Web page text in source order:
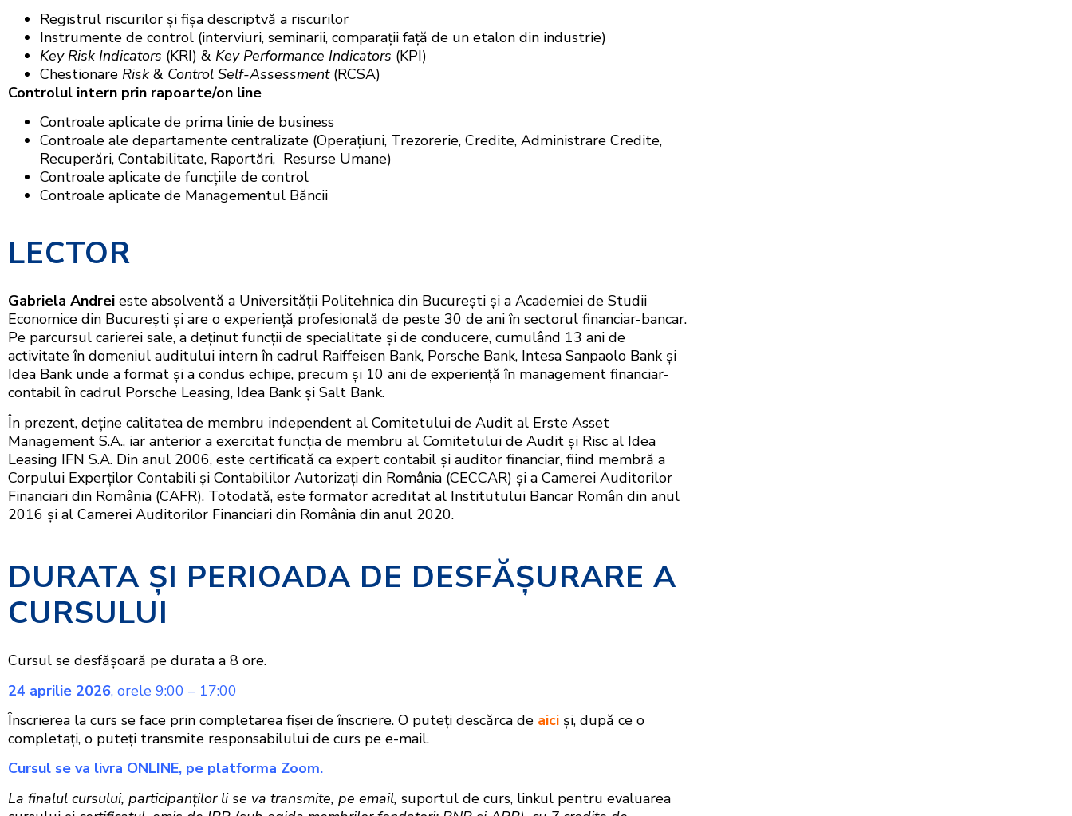
Registrul riscurilor și fişa descriptvă a riscurilor
Instrumente de control (interviuri, seminarii, comparații față de un etalon din industrie)
Key Risk Indicators (KRI) & Key Performance Indicators (KPI)
Chestionare Risk & Control Self-Assessment(RCSA)
Controlul intern prin rapoarte/on line
Controale aplicate de prima linie de business
Controale ale departamente centralizate (Operațiuni, Trezorerie, Credite, Administrare Credite,
Recuperări, Contabilitate, Raportări, Resurse Umane)
Controale aplicate de funcțiile de control
Controale aplicate de Managementul Băncii
LECTOR
Gabriela Andrei este absolventă a Universității Politehnica din București și a Academiei de Studii
Economice din București și are o experiență profesională de peste 30 de ani în sectorul financiar-bancar.
Pe parcursul carierei sale, a deținut funcții de specialitate și de conducere, cumulând 13 ani de
activitate în domeniul auditului intern în cadrul Raiffeisen Bank, Porsche Bank, Intesa Sanpaolo Bank și
Idea Bank unde a format și a condus echipe, precum și 10 ani de experiență în management financiar-
contabil în cadrul Porsche Leasing, Idea Bank și Salt Bank.
În prezent, deține calitatea de membru independent al Comitetului de Audit al Erste Asset
Management S.A., iar anterior a exercitat funcția de membru al Comitetului de Audit și Risc al Idea
Leasing IFN S.A. Din anul 2006, este certificată ca expert contabil și auditor financiar, fiind membră a
Corpului Experților Contabili și Contabililor Autorizați din România (CECCAR) și a Camerei Auditorilor
Financiari din România (CAFR). Totodată, este formator acreditat al Institutului Bancar Român din anul
2016 și al Camerei Auditorilor Financiari din România din anul 2020.
DURATA ŞI PERIOADA DE DESFĂŞURARE A
CURSULUI
Cursul se desfăşoară pe durata a 8 ore.
24 aprilie 2026, orele 9:00 – 17:00
Înscrierea la curs se face prin completarea fişei de înscriere. O puteţi descărca de aici şi, după ce o
completaţi, o puteţi transmite responsabilului de curs pe e-mail.
Cursul se va livra ONLINE, pe platforma Zoom.
La finalul cursului, participanţilor li se va transmite, pe email, suportul de curs, linkul pentru evaluarea